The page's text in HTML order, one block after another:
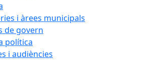
i àrees municipals
de govern
política
i audiències